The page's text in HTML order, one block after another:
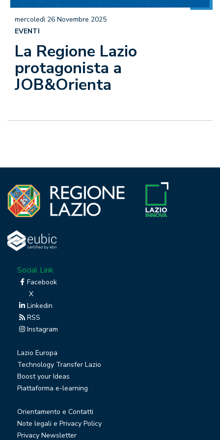
La Regione Lazio
protagonista a
JOB&Orienta
mercoledì 26 Novembre 2025
EVENTI
Social Link
Facebook
X
Linkedin
RSS
Instagram
Lazio Europa
Technology Transfer Lazio
Boost your Ideas
Piattaforma e-learning
Orientamento e Contatti
Note legali e Privacy Policy
Privacy Newsletter